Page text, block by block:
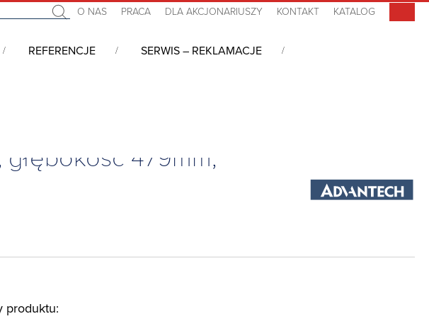
O NAS PRACA DLA AKCJONARIUSZY KONTAKT KATALOG
REFERENCJE SERWIS – REKLAMACJE
479mm,
produktu: